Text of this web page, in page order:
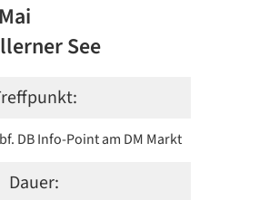
See
DB Info-Point am DM Markt
Dauer: